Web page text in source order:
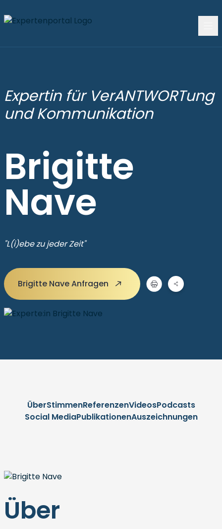
Expertin für VerANTWORTung
und Kommunikation
Brigitte
Nave
"L(i)ebe zu jeder Zeit"
Brigitte Nave Anfragen
ÜberStimmenReferenzenVideosPodcasts
Social MediaPublikationenAuszeichnungen
Über